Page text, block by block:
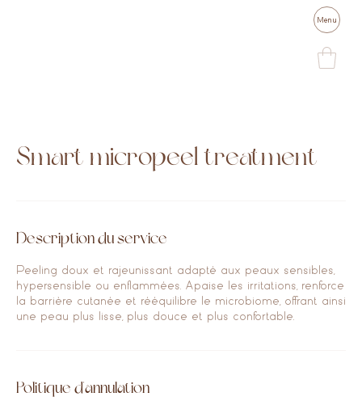
Menu
Smart micropeel treatment
Description du service
Peeling doux et rajeunissant adapté aux peaux sensibles,
hypersensible ou enflammées. Apaise les irritations, renforce
la barrière cutanée et rééquilibre le microbiome, offrant ainsi
une peau plus lisse, plus douce et plus confortable.
Politique d'annulation